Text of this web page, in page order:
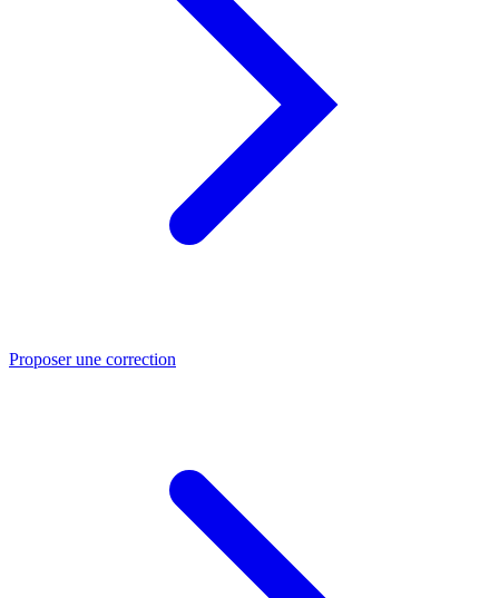
Proposer une correction